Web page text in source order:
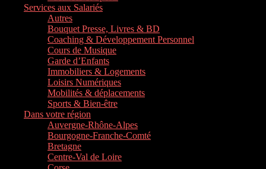
Services aux Salariés
Autres
Bouquet Presse, Livres & BD
Coaching & Développement Personnel
Cours de Musique
Garde d’Enfants
Immobiliers & Logements
Loisirs Numériques
Mobilités & déplacements
Sports & Bien-être
Dans votre région
Auvergne-Rhône-Alpes
Bourgogne-Franche-Comté
Bretagne
Centre-Val de Loire